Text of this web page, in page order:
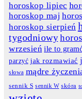
horoskop lipiec
horoskop maj
horoskop sierpień
tygodniowy
wrzesień ile to
parzyć jak rozmawiać
słowa mądre
sennik S sennik W skóra